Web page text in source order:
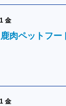
金
肉ペットフ
金